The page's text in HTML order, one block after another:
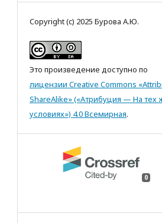
Copyright (c) 2025 Бурова А.Ю.
Это произведение доступно по
лицензии Creative Commons
ShareAlike» («Атрибуция — На тех
условиях») 4.0 Всемирная.
0